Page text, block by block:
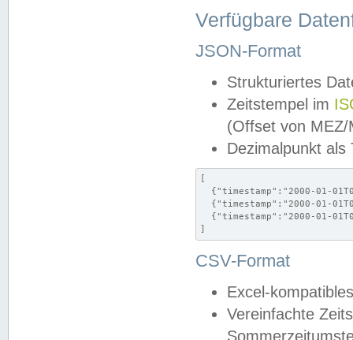
Verfügbare
JSON-Format
Strukturiertes
Zeitstempel im
(Offset von MEZ/
Dezimalpunkt als
[
{"timestamp":"2000-01-
{"timestamp":"2000-01-
{"timestamp":"2000-01-
]
CSV-Format
Excel-
Vereinfachte